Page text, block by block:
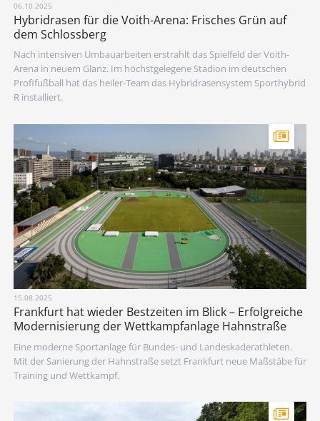
06.10.2025
Hybridrasen für die Voith-Arena: Frisches Grün auf
dem Schlossberg
Nach intensiven Umbauarbeiten erstrahlt das Spielfeld der Voith-
Arena in neuem Glanz. Im höchstgelegene Stadion im deutschen
Profifußball hat das heiler-Team das Hybridrasensystem Sporthybrid
R installiert.
15.08.2025
Frankfurt hat wieder Bestzeiten im Blick – Erfolgreiche
Modernisierung der Wettkampfanlage Hahnstraße
Eine moderne Sportanlage für Bundes- und Landeskaderathleten.
Mit der Sanierung der Hahnstraße setzt Frankfurt neue Maßstäbe für
Training und Wettkampf.